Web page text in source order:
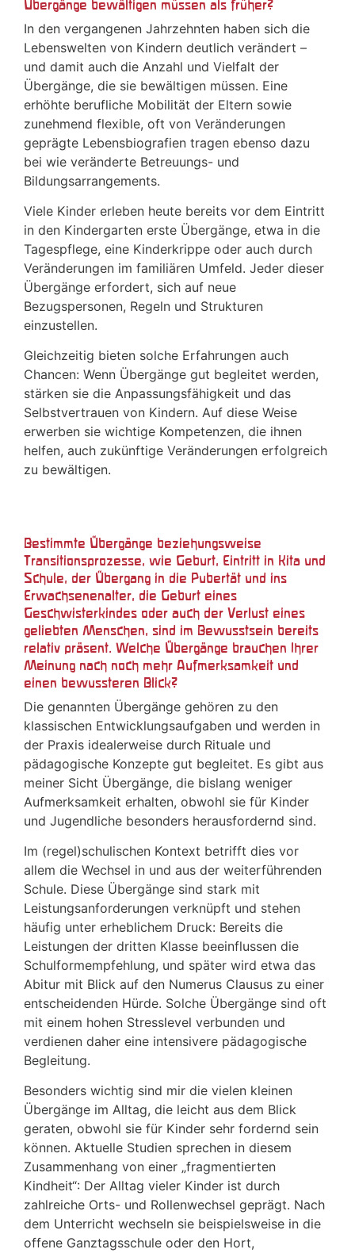
Übergänge bewältigen müssen als früher?
In den vergangenen Jahrzehnten haben sich die
Lebenswelten von Kindern deutlich verändert –
und damit auch die Anzahl und Vielfalt der
Übergänge, die sie bewältigen müssen. Eine
erhöhte berufliche Mobilität der Eltern sowie
zunehmend flexible, oft von Veränderungen
geprägte Lebensbiografien tragen ebenso dazu
bei wie veränderte Betreuungs- und
Bildungsarrangements.
Viele Kinder erleben heute bereits vor dem Eintritt
in den Kindergarten erste Übergänge, etwa in die
Tagespflege, eine Kinderkrippe oder auch durch
Veränderungen im familiären Umfeld. Jeder dieser
Übergänge erfordert, sich auf neue
Bezugspersonen, Regeln und Strukturen
einzustellen.
Gleichzeitig bieten solche Erfahrungen auch
Chancen: Wenn Übergänge gut begleitet werden,
stärken sie die Anpassungsfähigkeit und das
Selbstvertrauen von Kindern. Auf diese Weise
erwerben sie wichtige Kompetenzen, die ihnen
helfen, auch zukünftige Veränderungen erfolgreich
zu bewältigen.
Bestimmte Übergänge beziehungsweise
Transitionsprozesse, wie Geburt, Eintritt in Kita und
Schule, der Übergang in die Pubertät und ins
Erwachsenenalter, die Geburt eines
Geschwisterkindes oder auch der Verlust eines
geliebten Menschen, sind im Bewusstsein bereits
relativ präsent. Welche Übergänge brauchen Ihrer
Meinung nach noch mehr Aufmerksamkeit und
einen bewussteren Blick?
Die genannten Übergänge gehören zu den
klassischen Entwicklungsaufgaben und werden in
der Praxis idealerweise durch Rituale und
pädagogische Konzepte gut begleitet. Es gibt aus
meiner Sicht Übergänge, die bislang weniger
Aufmerksamkeit erhalten, obwohl sie für Kinder
und Jugendliche besonders herausfordernd sind.
Im (regel)schulischen Kontext betrifft dies vor
allem die Wechsel in und aus der weiterführenden
Schule. Diese Übergänge sind stark mit
Leistungsanforderungen verknüpft und stehen
häufig unter erheblichem Druck: Bereits die
Leistungen der dritten Klasse beeinflussen die
Schulformempfehlung, und später wird etwa das
Abitur mit Blick auf den Numerus Clausus zu einer
entscheidenden Hürde. Solche Übergänge sind oft
mit einem hohen Stresslevel verbunden und
verdienen daher eine intensivere pädagogische
Begleitung.
Besonders wichtig sind mir die vielen kleinen
Übergänge im Alltag, die leicht aus dem Blick
geraten, obwohl sie für Kinder sehr fordernd sein
können. Aktuelle Studien sprechen in diesem
Zusammenhang von einer „fragmentierten
Kindheit“: Der Alltag vieler Kinder ist durch
zahlreiche Orts- und Rollenwechsel geprägt. Nach
dem Unterricht wechseln sie beispielsweise in die
offene Ganztagsschule oder den Hort,